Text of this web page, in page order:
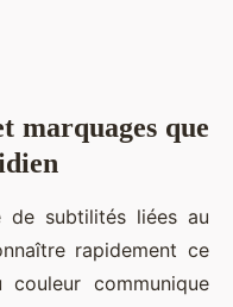
marquages que
subtilités liées au
rapidement ce
communique